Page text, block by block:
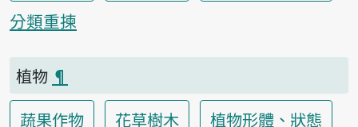
分類重揀
植物 ¶
蔬果作物
花草樹木
植物形體、狀態